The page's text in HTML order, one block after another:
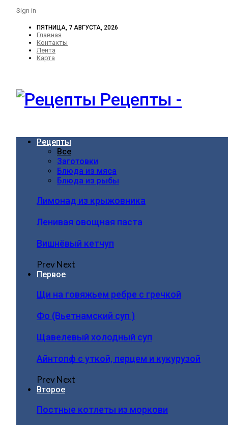
Sign in
ПЯТНИЦА, 7 АВГУСТА, 2026
Главная
Контакты
Лента
Карта
Рецепты -
Рецепты
Все
Заготовки
Блюда из мяса
Блюда из рыбы
Лимонад из крыжовника
Ленивая овощная паста
Вишнёвый кетчуп
PrevNext
Первое
Щи на говяжьем ребре с гречкой
Фо (Вьетнамский суп )
Щавелевый холодный суп
Айнтопф с уткой, перцем и кукурузой
PrevNext
Второе
Постные котлеты из моркови